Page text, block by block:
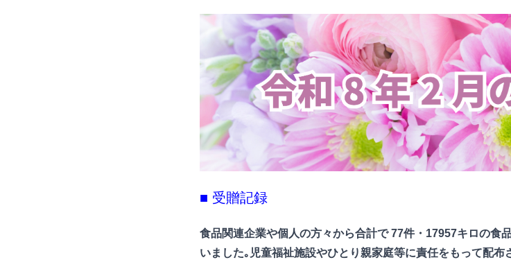
■ 受贈記録
食品関連企業や個人の方々から合計で 77件・17957キロの食
いました｡児童福祉施設やひとり親家庭等に責任をもって配